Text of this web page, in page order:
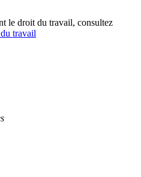
le droit du travail, consultez
travail